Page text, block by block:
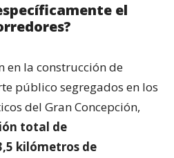
el
en la construcción de
público segregados en los
del Gran Concepción,
total de
kilómetros de